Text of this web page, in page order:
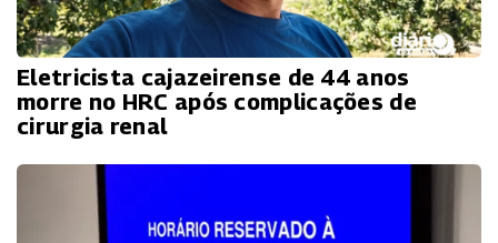
Eletricista cajazeirense de 44 anos
morre no HRC após complicações de
cirurgia renal